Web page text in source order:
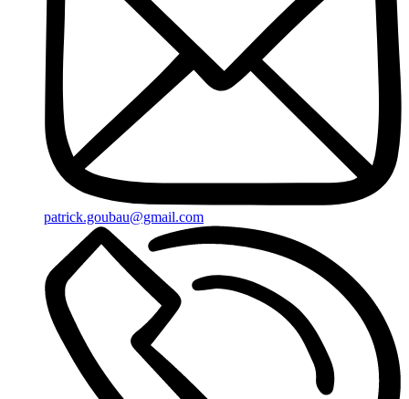
patrick.goubau@gmail.com